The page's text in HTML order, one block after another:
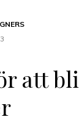
att bli